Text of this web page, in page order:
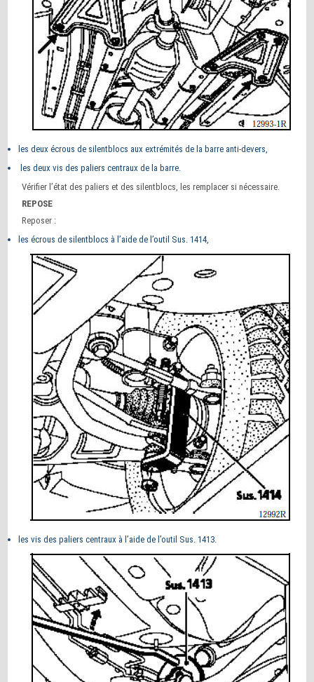
les deux écrous de silentblocs aux extrémités de la barre anti-devers,
les deux vis des paliers centraux de la barre.
Vérifier l’état des paliers et des silentblocs, les remplacer si nécessaire.
REPOSE
Reposer :
les écrous de silentblocs à l’aide de l’outil Sus. 1414,
les vis des paliers centraux à l’aide de l’outil Sus. 1413.